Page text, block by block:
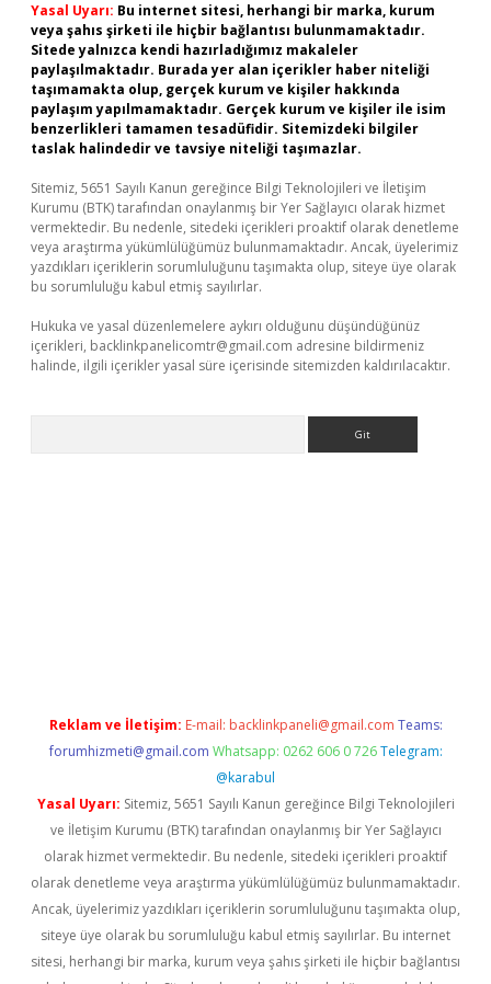
Yasal Uyarı: Bu internet sitesi, herhangi bir marka, kurum
veya şahıs şirketi ile hiçbir bağlantısı bulunmamaktadır.
Sitede yalnızca kendi hazırladığımız makaleler
paylaşılmaktadır. Burada yer alan içerikler haber niteliği
taşımamakta olup, gerçek kurum ve kişiler hakkında
paylaşım yapılmamaktadır. Gerçek kurum ve kişiler ile isim
benzerlikleri tamamen tesadüfidir. Sitemizdeki bilgiler
taslak halindedir ve tavsiye niteliği taşımazlar.
Sitemiz, 5651 Sayılı Kanun gereğince Bilgi Teknolojileri ve İletişim
Kurumu (BTK) tarafından onaylanmış bir Yer Sağlayıcı olarak hizmet
vermektedir. Bu nedenle, sitedeki içerikleri proaktif olarak denetleme
veya araştırma yükümlülüğümüz bulunmamaktadır. Ancak, üyelerimiz
yazdıkları içeriklerin sorumluluğunu taşımakta olup, siteye üye olarak
bu sorumluluğu kabul etmiş sayılırlar.
Hukuka ve yasal düzenlemelere aykırı olduğunu düşündüğünüz
içerikleri, backlinkpanelicomtr@gmail.com adresine bildirmeniz
halinde, ilgili içerikler yasal süre içerisinde sitemizden kaldırılacaktır.
Reklam ve İletişim: E-mail: backlinkpaneli@gmail.com Teams:
forumhizmeti@gmail.com Whatsapp: 0262 606 0 726 Telegram:
@karabul
Yasal Uyarı: Sitemiz, 5651 Sayılı Kanun gereğince Bilgi Teknolojileri
ve İletişim Kurumu (BTK) tarafından onaylanmış bir Yer Sağlayıcı
olarak hizmet vermektedir. Bu nedenle, sitedeki içerikleri proaktif
olarak denetleme veya araştırma yükümlülüğümüz bulunmamaktadır.
Ancak, üyelerimiz yazdıkları içeriklerin sorumluluğunu taşımakta olup,
siteye üye olarak bu sorumluluğu kabul etmiş sayılırlar. Bu internet
sitesi, herhangi bir marka, kurum veya şahıs şirketi ile hiçbir bağlantısı